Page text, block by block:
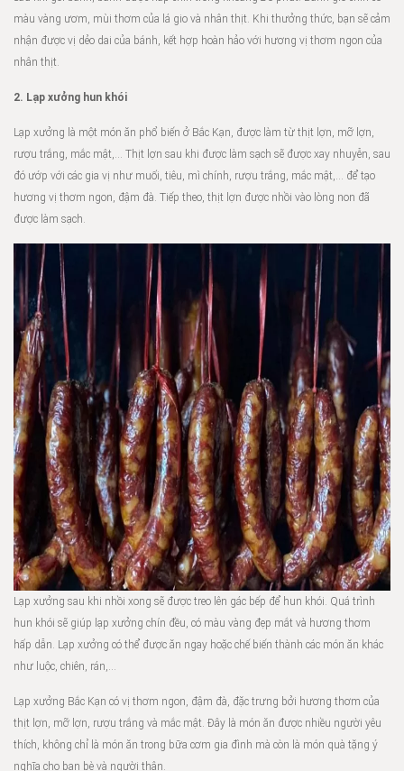
màu vàng ươm, mùi thơm của lá gio và nhân thịt. Khi thưởng thức, bạn sẽ cảm
nhận được vị dẻo dai của bánh, kết hợp hoàn hảo với hương vị thơm ngon của
nhân thịt.
2. Lạp xưởng hun khói
Lạp xưởng là một món ăn phổ biến ở Bắc Kạn, được làm từ thịt lợn, mỡ lợn,
rượu trắng, mắc mật,… Thịt lợn sau khi được làm sạch sẽ được xay nhuyễn, sau
đó ướp với các gia vị như muối, tiêu, mì chính, rượu trắng, mắc mật,… để tạo
hương vị thơm ngon, đậm đà. Tiếp theo, thịt lợn được nhồi vào lòng non đã
được làm sạch.
Lạp xưởng sau khi nhồi xong sẽ được treo lên gác bếp để hun khói. Quá trình
hun khói sẽ giúp lạp xưởng chín đều, có màu vàng đẹp mắt và hương thơm
hấp dẫn. Lạp xưởng có thể được ăn ngay hoặc chế biến thành các món ăn khác
như luộc, chiên, rán,…
Lạp xưởng Bắc Kạn có vị thơm ngon, đậm đà, đặc trưng bởi hương thơm của
thịt lợn, mỡ lợn, rượu trắng và mắc mật. Đây là món ăn được nhiều người yêu
thích, không chỉ là món ăn trong bữa cơm gia đình mà còn là món quà tặng ý
nghĩa cho bạn bè và người thân.